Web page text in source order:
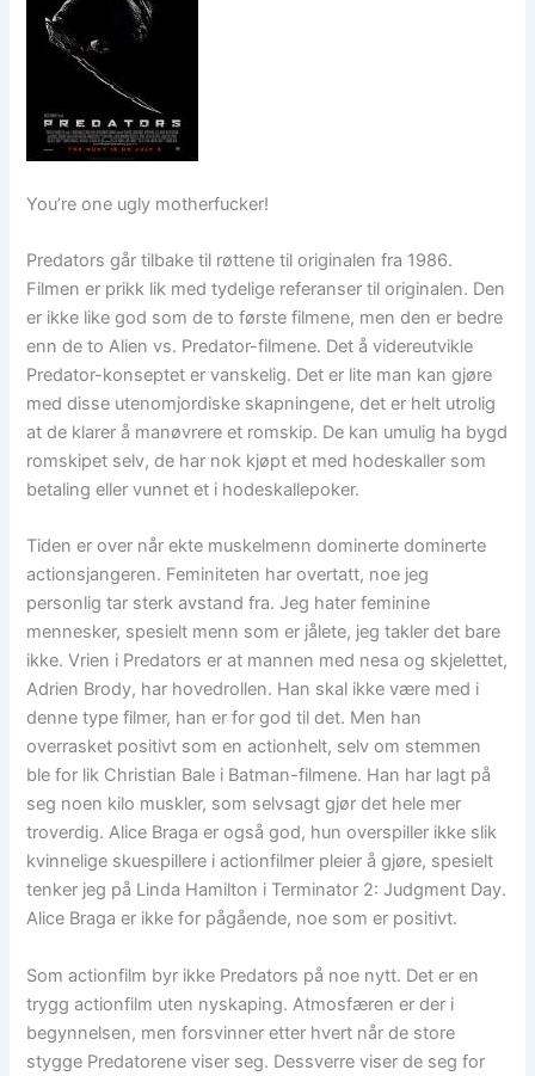
You’re one ugly motherfucker!
Predators går tilbake til røttene til originalen fra 1986.
Filmen er prikk lik med tydelige referanser til originalen. Den
er ikke like god som de to første filmene, men den er bedre
enn de to Alien vs. Predator-filmene. Det å videreutvikle
Predator-konseptet er vanskelig. Det er lite man kan gjøre
med disse utenomjordiske skapningene, det er helt utrolig
at de klarer å manøvrere et romskip. De kan umulig ha bygd
romskipet selv, de har nok kjøpt et med hodeskaller som
betaling eller vunnet et i hodeskallepoker.
Tiden er over når ekte muskelmenn dominerte dominerte
actionsjangeren. Feminiteten har overtatt, noe jeg
personlig tar sterk avstand fra. Jeg hater feminine
mennesker, spesielt menn som er jålete, jeg takler det bare
ikke. Vrien i Predators er at mannen med nesa og skjelettet,
Adrien Brody, har hovedrollen. Han skal ikke være med i
denne type filmer, han er for god til det. Men han
overrasket positivt som en actionhelt, selv om stemmen
ble for lik Christian Bale i Batman-filmene. Han har lagt på
seg noen kilo muskler, som selvsagt gjør det hele mer
troverdig. Alice Braga er også god, hun overspiller ikke slik
kvinnelige skuespillere i actionfilmer pleier å gjøre, spesielt
tenker jeg på Linda Hamilton i Terminator 2: Judgment Day.
Alice Braga er ikke for pågående, noe som er positivt.
Som actionfilm byr ikke Predators på noe nytt. Det er en
trygg actionfilm uten nyskaping. Atmosfæren er der i
begynnelsen, men forsvinner etter hvert når de store
stygge Predatorene viser seg. Dessverre viser de seg for